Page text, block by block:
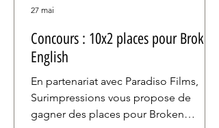
Concours : 10x2 places pour Broken
English
En partenariat avec Paradiso Films,
Surimpressions vous propose de
gagner des places pour Broken
27 mai